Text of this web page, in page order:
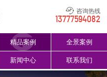
咨询热线
13777594082
精品案例 全景案例
新闻中心 联系我们